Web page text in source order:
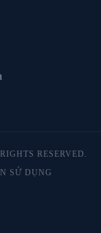
SỬ DỤNG
RESERVED.